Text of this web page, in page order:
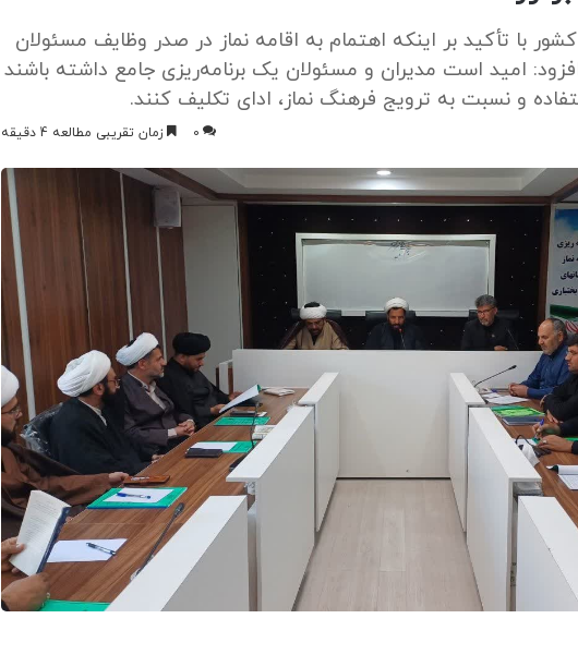
با تأکید بر اینکه اهتمام به اقامه نماز در صدر وظایف مسئولان
امید است مدیران و مسئولان یک برنامه‌ریزی جامع داشته باشند
و نسبت به ترویج فرهنگ نماز، ادای تکلیف کنند.
0 زمان تقریبی مطالعه 4 دقیقه